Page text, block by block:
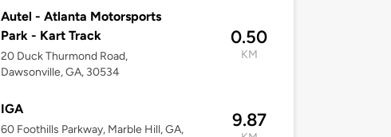
Autel - Atlanta Motorsports
Park - Kart Track
20 Duck Thurmond Road,
Dawsonville, GA, 30534
0.50
KM
IGA
60 Foothills Parkway, Marble Hill, GA,
9.87